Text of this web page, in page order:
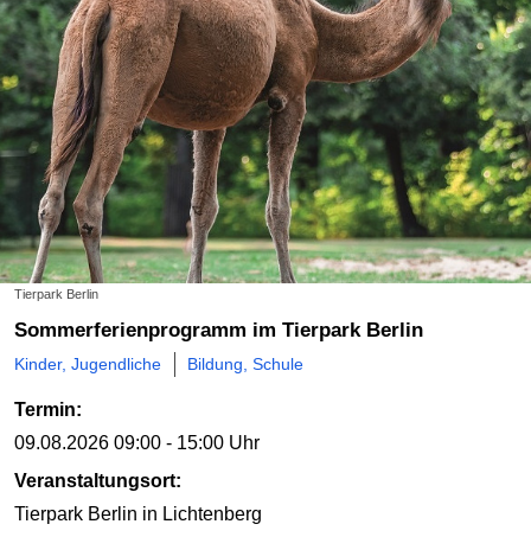
Tierpark Berlin
Sommerferienprogramm im Tierpark Berlin
Kinder, Jugendliche Bildung, Schule
Termin:
09.08.2026 09:00 - 15:00 Uhr
Veranstaltungsort:
Tierpark Berlin in Lichtenberg